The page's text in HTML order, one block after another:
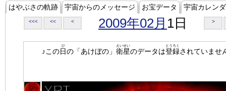
はやぶさの軌跡 宇宙からのメッセージ お宝データ 宇宙カレン
<<< << < 2009年02月 1日 >
♪この日
ひ
の「あけぼの」 衛星
えいせい
のデータは登録
とうろく
されていませ